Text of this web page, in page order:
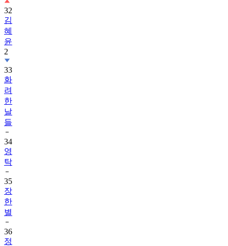
32
김
혜
윤
2
33
화
려
한
날
들
34
영
탁
35
장
한
별
36
정